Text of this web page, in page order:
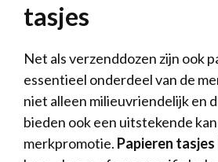
tasjes
Net als verzenddozen zijn ook
essentieel onderdeel van de
niet alleen milieuvriendelijk en
bieden ook een uitstekende
merkpromotie. Papieren